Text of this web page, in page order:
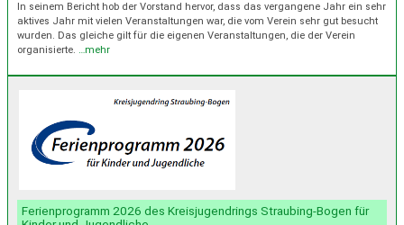
In seinem Bericht hob der Vorstand hervor, dass das vergangene Jahr ein sehr
aktives Jahr mit vielen Veranstaltungen war, die vom Verein sehr gut besucht
wurden. Das gleiche gilt für die eigenen Veranstaltungen, die der Verein
organisierte. …mehr
Ferienprogramm 2026 des Kreisjugendrings Straubing-Bogen für